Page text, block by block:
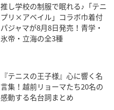
推し学校の制服で眠れる♪「テニ
プリ×アベイル」コラボ巾着付
パジャマが8月8日発売！青学・
氷帝・立海の全3種
『テニスの王子様』心に響く名
言集！越前リョーマたち20名の
感動する名台詞まとめ